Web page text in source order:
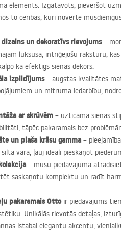
elements. Izgatavots, pievēršot
to cerības, kuri novērtē
dizains un dekoratīvs rievojums–
luksusa, intriģējošu raksturu,
kā efektīgs sienas dekors.
izpildījums– augstas kvalitātes
un mitruma iedarbību,
ar skrūvēm – uzticama sienas
tāpēc pakaramais bez
un plaša krāsu gamma –
vara, ļauj ideāli pieskaņot
– mūsu piedāvājumā
saskaņotu komplektu un radīt
pakaramais Ottoir piedāvājums
Unikālās rievotās detaļas,
istabai elegantu akcentu,